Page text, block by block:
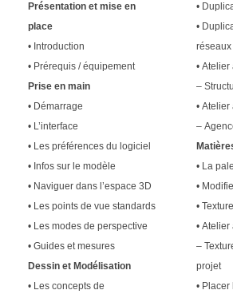
Présentation et mise en
place
• Introduction
• Prérequis / équipement
Prise en main
• Démarrage
• L’interface
• Les préférences du logiciel
• Infos sur le modèle
• Naviguer dans l’espace 3D
• Les points de vue standards
• Les modes de perspective
• Guides et mesures
Dessin et Modélisation
• Les concepts de
•
•
réseaux
•
–
•
–
• La
•
•
•
–
projet
•